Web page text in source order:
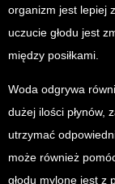
organizm jest lepiej
uczucie głodu jest
między posiłkami.
Woda odgrywa
dużej ilości płynów,
utrzymać
może również
głodu mylone jest z